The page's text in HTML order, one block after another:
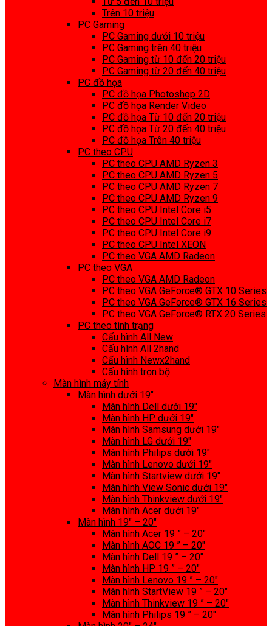
Trên 10 triệu
PC Gaming
PC Gaming dưới 10 triệu
PC Gaming trên 40 triệu
PC Gaming từ 10 đến 20 triệu
PC Gaming từ 20 đến 40 triệu
PC đồ họa
PC đồ họa Photoshop 2D
PC đồ họa Render Video
PC đồ họa Từ 10 đến 20 triệu
PC đồ họa Từ 20 đến 40 triệu
PC đồ họa Trên 40 triệu
PC theo CPU
PC theo CPU AMD Ryzen 3
PC theo CPU AMD Ryzen 5
PC theo CPU AMD Ryzen 7
PC theo CPU AMD Ryzen 9
PC theo CPU Intel Core i5
PC theo CPU Intel Core i7
PC theo CPU Intel Core i9
PC theo CPU Intel XEON
PC theo VGA AMD Radeon
PC theo VGA
PC theo VGA AMD Radeon
PC theo VGA GeForce® GTX 10 Series
PC theo VGA GeForce® GTX 16 Series
PC theo VGA GeForce® RTX 20 Series
PC theo tình trạng
Cấu hình All New
Cấu hình All 2hand
Cấu hình Newx2hand
Cấu hình trọn bộ
Màn hình máy tính
Màn hình dưới 19″
Màn hình Dell dưới 19″
Màn hình HP dưới 19″
Màn hình Samsung dưới 19″
Màn hình LG dưới 19″
Màn hình Philips dưới 19″
Màn hình Lenovo dưới 19″
Màn hình Startview dưới 19″
Màn hình View Sonic dưới 19″
Màn hình Thinkview dưới 19″
Màn hình Acer dưới 19″
Màn hình 19″ – 20″
Màn hình Acer 19 ” – 20″
Màn hình AOC 19 ” – 20″
Màn hình Dell 19 ” – 20″
Màn hình HP 19 ” – 20″
Màn hình Lenovo 19 ” – 20″
Màn hình StartView 19 ” – 20″
Màn hình Thinkview 19 ” – 20″
Màn hình Philips 19 ” – 20″